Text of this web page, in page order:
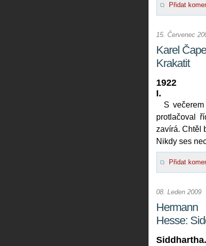
Přidat
15. Červenec
Karel
Krakatit
1922
I.
S
protlačoval
zavírá. Chtěl
Nikdy ses
Přidat
08. Leden 2009
Hermann
Hesse: